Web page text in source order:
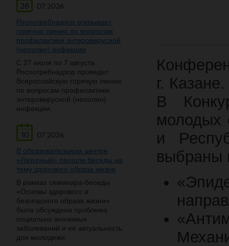
28
07.2026
Роспотребнадзор открывает
горячую линию по вопросам
профилактики энтеровирусной
(неполио) инфекции
С 27 июля по 7 августа
Роспотребнадзор проведет
Всероссийскую горячую линию
по вопросам профилактики
энтеровирусной (неполио)
инфекции.
10
07.2026
В образовательном центре
«Лазурный» прошли беседы на
тему здорового образа жизни
В рамках семинара-беседы
«Основы здорового и
безопасного образа жизни»
была обсуждена проблема
социально значимых
заболеваний и её актуальность
для молодежи.
г. Казане.
В
молодых
и
выбраны